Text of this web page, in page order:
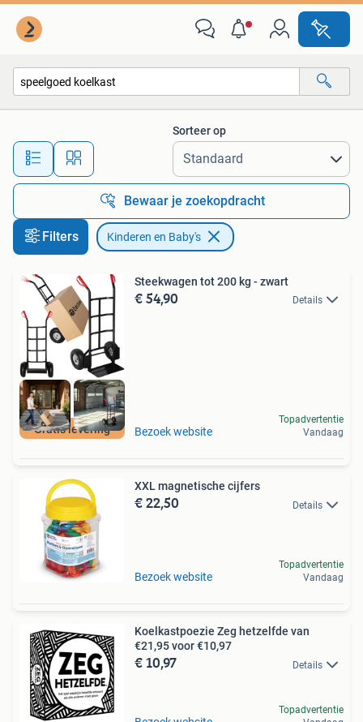
Alle afstanden…
Sorteer op
Bewaar je zoekopdracht
Filters Kinderen en Baby's
Gratis levering
Steekwagen tot 200 kg - zwart
€ 54,90 Details
Bezoek website
Topadvertentie
Vandaag
XXL magnetische cijfers
€ 22,50 Details
Bezoek website
Topadvertentie
Vandaag
Koelkastpoezie Zeg hetzelfde van
€21,95 voor €10,97
€ 10,97 Details
Topadvertentie